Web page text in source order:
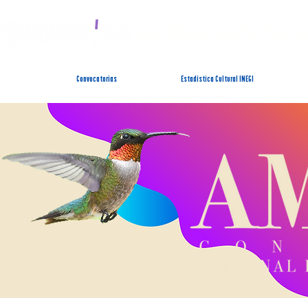
Convocatorias Estadística Cultural INEGI